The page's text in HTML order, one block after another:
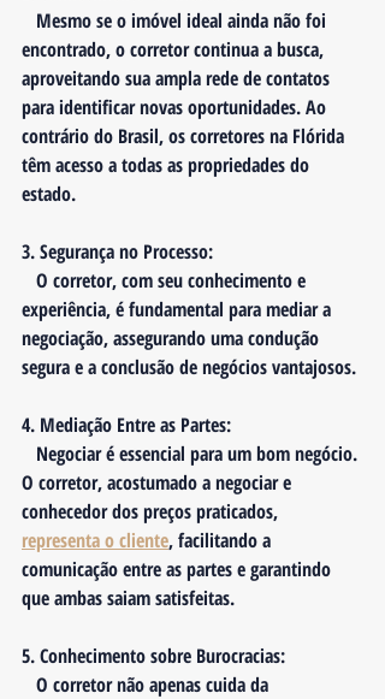
encontrado, o corretor continua a busca,
aproveitando sua ampla rede de contatos
para identificar novas oportunidades. Ao
contrário do Brasil, os corretores na Flórida
têm acesso a todas as propriedades do
estado.
3. Segurança no Processo:
experiência, é fundamental para mediar a
negociação, assegurando uma condução
segura e a conclusão de negócios vantajosos.
4. Mediação Entre as Partes:
O corretor, acostumado a negociar e
conhecedor dos preços praticados,
representa o cliente, facilitando a
comunicação entre as partes e garantindo
que ambas saiam satisfeitas.
5. Conhecimento sobre Burocracias: